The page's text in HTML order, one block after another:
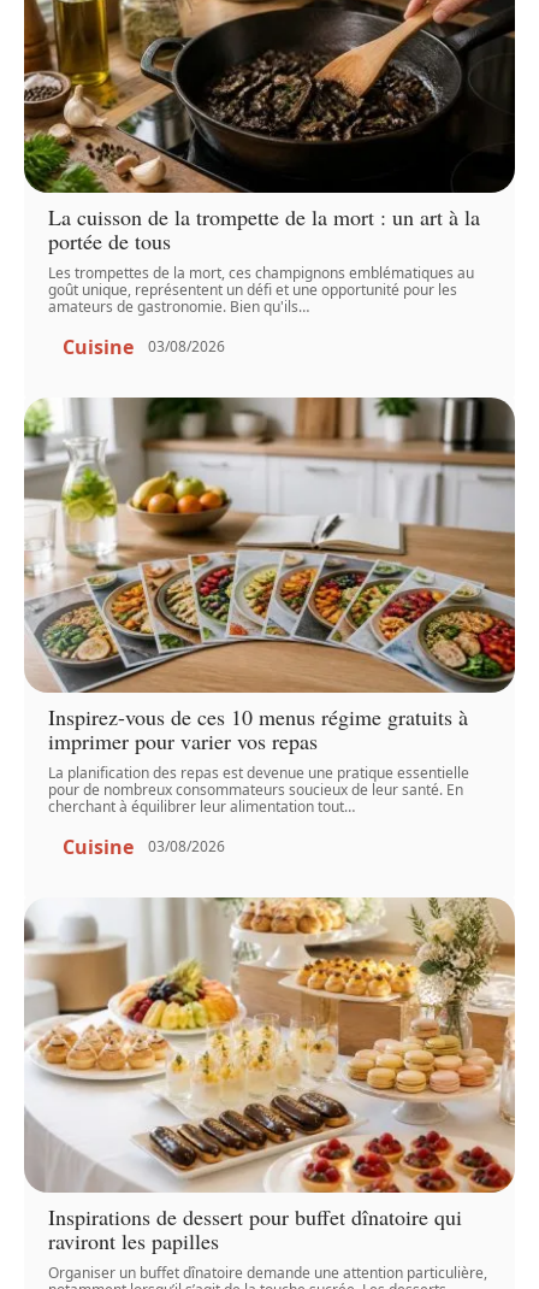
La cuisson de la trompette de la mort : un art à la
portée de tous
Les trompettes de la mort, ces champignons emblématiques au
goût unique, représentent un défi et une opportunité pour les
amateurs de gastronomie. Bien qu'ils…
Cuisine 03/08/2026
Inspirez-vous de ces 10 menus régime gratuits à
imprimer pour varier vos repas
La planification des repas est devenue une pratique essentielle
pour de nombreux consommateurs soucieux de leur santé. En
cherchant à équilibrer leur alimentation tout…
Cuisine 03/08/2026
Inspirations de dessert pour buffet dînatoire qui
raviront les papilles
Organiser un buffet dînatoire demande une attention particulière,